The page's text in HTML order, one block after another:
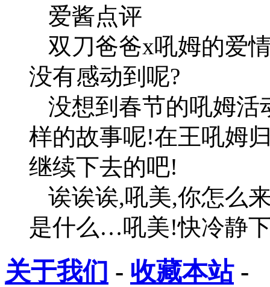
爱酱点评
双刀爸爸x吼姆的爱
没有感动到呢?
没想到春节的吼姆活
样的故事呢!在王吼姆
继续下去的吧!
诶诶诶,吼美,你怎么
是什么…吼美!快冷静
关于我们 - 收藏本站-